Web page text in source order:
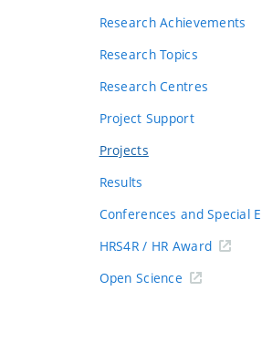
Research Achievements
Research Topics
Research Centres
Project Support
Projects
Results
Conferences and Special
HRS4R / HR Award
Open Science